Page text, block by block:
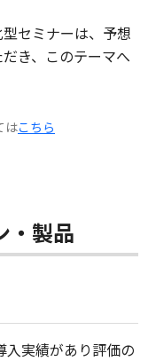
セミナーは、予想
き、このテーマへ
はこちら
・製品
実績があり評価の